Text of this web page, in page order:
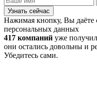
Узнать сейчас
Нажимая кнопку, Вы даёте
персональных данных
417 компаний уже
они остались довольны и
Убедитесь сами.